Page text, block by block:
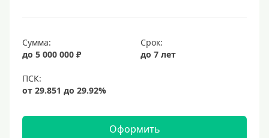
6500000 руб
7 миллионов
8 миллионов
10 млн
Сумма:
до 5 000 000 ₽
Срок:
до 7 лет
Оформить